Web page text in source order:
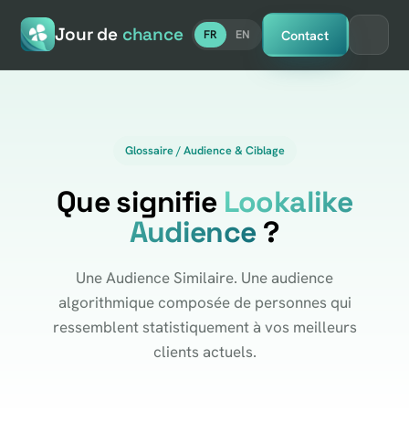
Jour de chance FR EN Contact
Glossaire / Audience & Ciblage
Que signifie Lookalike
Audience?
Une Audience Similaire. Une audience
algorithmique composée de personnes qui
ressemblent statistiquement à vos meilleurs
clients actuels.